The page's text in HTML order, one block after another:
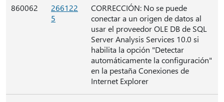
860062
266122
5
CORRECCIÓN: No se puede
conectar a un origen de datos al
usar el proveedor OLE DB de SQL
Server Analysis Services 10.0 si
habilita la opción "Detectar
automáticamente la configuración"
en la pestaña Conexiones de
Internet Explorer